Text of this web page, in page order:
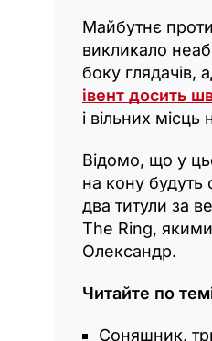
Майбутнє
викликало
боку глядачів,
івент досить
і вільних
Відомо, що у
на кону будуть
два титули за
The Ring,
Олександр.
Читайте по
Соняшник,